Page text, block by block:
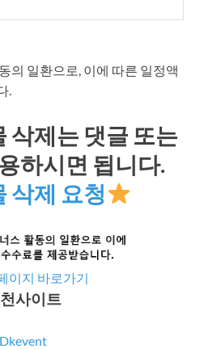
의 일환으로, 이에 따른 일정액
.
삭제는 댓글 또는
하시면 됩니다.
삭제 요청
이지 바로가기
사이트
Dkevent